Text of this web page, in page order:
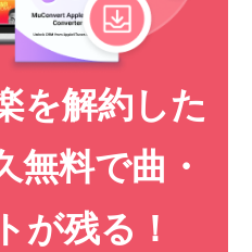
を解約した
無料で曲・
が残る！